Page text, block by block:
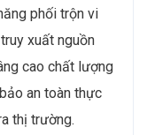
phối trộn vi
xuất nguồn
cao chất lượng
an toàn thực
thị trường.